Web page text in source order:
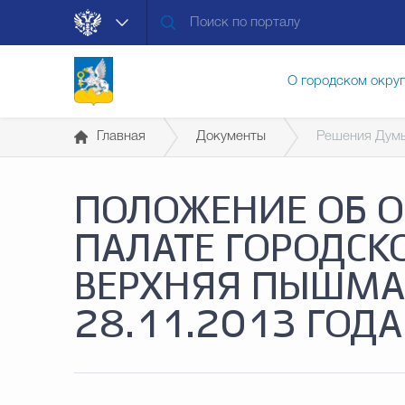
О городском
Муниципальные
Общественная
Открытые данные
Главная Документы Решения
ПОЛОЖЕНИЕ ОБ
ПАЛАТЕ
ВЕРХНЯЯ ПЫШМА
28.11.2013